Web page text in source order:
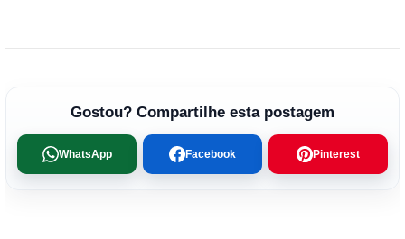
Gostou? Compartilhe esta postagem
WhatsApp Facebook Pinterest